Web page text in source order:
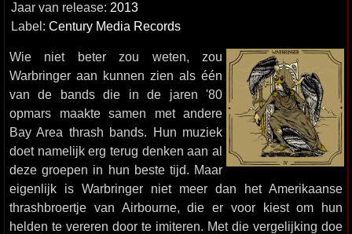
Jaar van release: 2013
Label: Century Media Records
Wie niet beter zou weten, zou
Warbringer aan kunnen zien als één
van de bands die in de jaren '80
opmars maakte samen met andere
Bay Area thrash bands. Hun muziek
doet namelijk erg terug denken aan al
deze groepen in hun beste tijd. Maar
eigenlijk is Warbringer niet meer dan het Amerikaanse
thrashbroertje van Airbourne, die er voor kiest om hun
helden te vereren door te imiteren. Met die vergelijking doe